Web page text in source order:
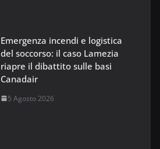
Emergenza incendi e logistica
del soccorso: il caso Lamezia
riapre il dibattito sulle basi
Canadair
5 Agosto 2026